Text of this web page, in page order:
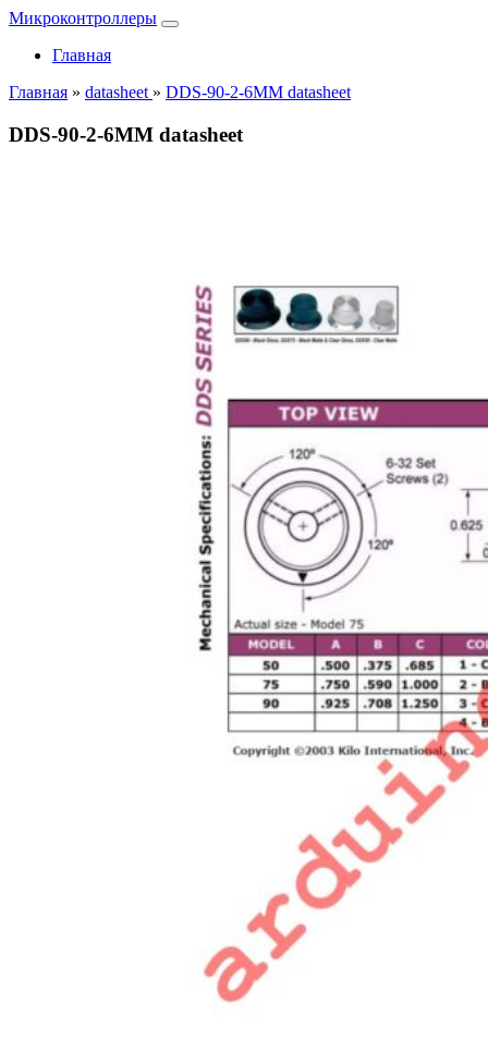
Микроконтроллеры
Главная
Главная » datasheet » DDS-90-2-6MM datasheet
DDS-90-2-6MM datasheet